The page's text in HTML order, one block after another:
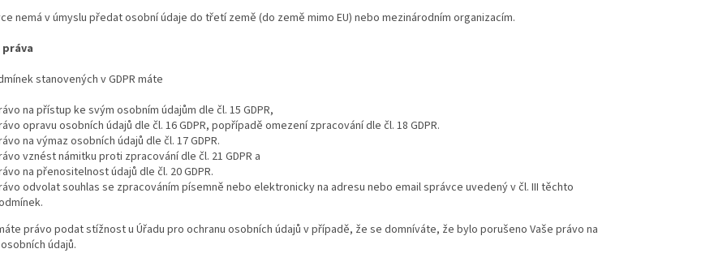
nemá v úmyslu předat osobní údaje do třetí země (do země mimo EU) nebo mezinárodním organizacím.
práva
stanovených v GDPR máte
na přístup ke svým osobním údajům dle čl. 15 GDPR,
opravu osobních údajů dle čl. 16 GDPR, popřípadě omezení zpracování dle čl. 18 GDPR.
na výmaz osobních údajů dle čl. 17 GDPR.
vznést námitku proti zpracování dle čl. 21 GDPR a
na přenositelnost údajů dle čl. 20 GDPR.
odvolat souhlas se zpracováním písemně nebo elektronicky na adresu nebo email správce uvedený v čl. III těchto
právo podat stížnost u Úřadu pro ochranu osobních údajů v případě, že se domníváte, že bylo porušeno Vaše právo na
údajů.